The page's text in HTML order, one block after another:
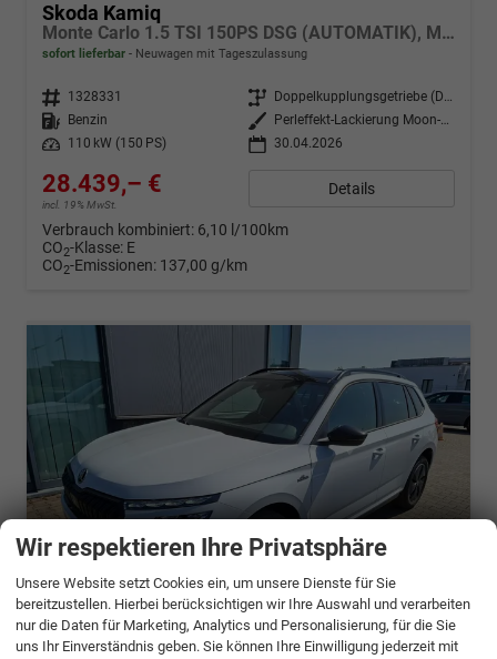
Skoda Kamiq
Monte Carlo 1.5 TSI 150PS DSG (AUTOMATIK), MOON-WHITE PERLEFFEKT, PANORAMDACH, MATRIX-LED, SITZHEIZUNG, Sport-M-Lederlenkrad beheizt, SunSet, 2Z-Climatronic, Parksensoren vorn/hinten, Rückfahrkamera, Kessy, Radio 8,25"+SmartLink, Virtual Cockpit, 17" Alu, Tempomat
sofort lieferbar Neuwagen mit Tageszulassung
Fahrzeugnr. 1328331 Getriebe
Doppelkupplungsgetriebe (DSG)
Kraftstoff
Benzin Außenfarbe
Perleffekt-Lackierung Moon-Weiß
Leistung
110 kW (150 PS) 30.04.2026
28.439,– €
incl. 19% MwSt.
Details
Verbrauch kombiniert: 6,10 l/100km
CO2-Klasse: E
CO2-Emissionen: 137,00 g/km
ab 563,– € mtl.
Wir respektieren Ihre Privatsphäre
Unsere Website setzt Cookies ein, um unsere Dienste für Sie
bereitzustellen. Hierbei berücksichtigen wir Ihre Auswahl und verarbeiten
nur die Daten für Marketing, Analytics und Personalisierung, für die Sie
uns Ihr Einverständnis geben. Sie können Ihre Einwilligung jederzeit mit